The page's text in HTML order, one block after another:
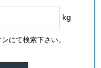
kg
にて検索下さい。